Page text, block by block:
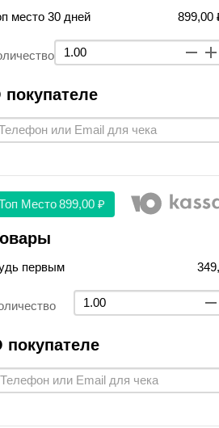
место 30 дней 899,00
Место 899,00 ₽
первым
покупателе